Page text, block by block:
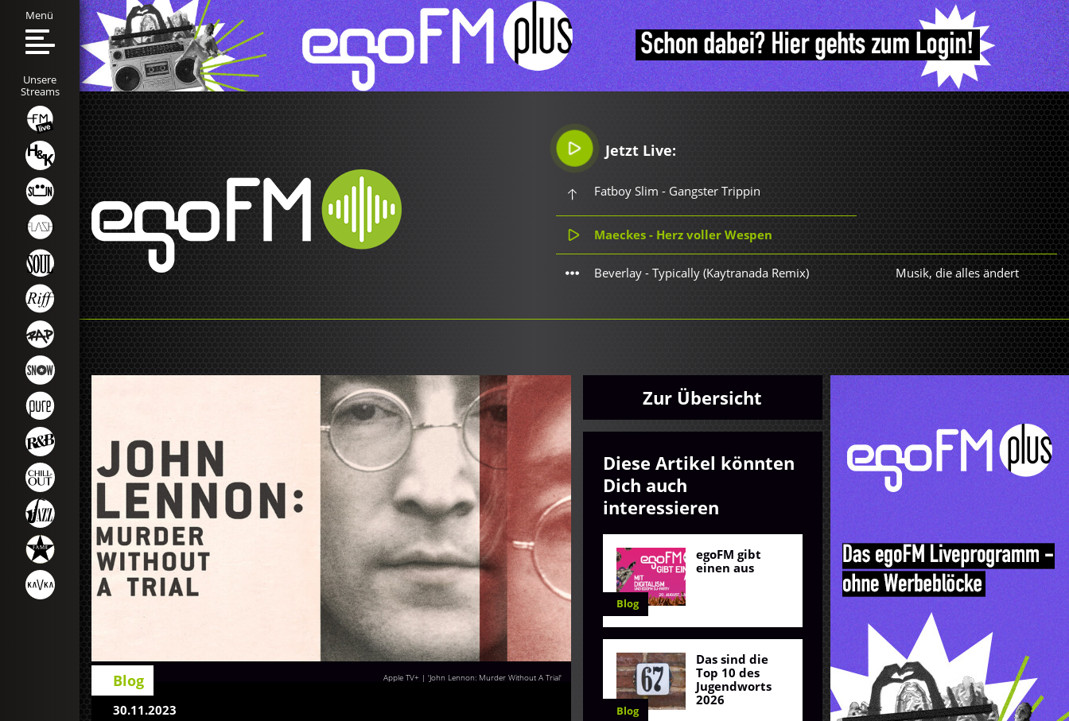
Jetzt Live:
Fatboy Slim - Gangster Trippin
Maeckes - Herz voller Wespen
Beverlay - Typically (Kaytranada Remix) Musik, die alles ändert
Menü
Unsere
Streams
Apple TV+ | 'John Lennon: Murder Without A Trial'
Blog
30.11.2023
Zur Übersicht
Diese Artikel könnten
Dich auch
interessieren
Blog
egoFM gibt
einen aus
Blog
Das sind die
Top 10 des
Jugendworts
2026